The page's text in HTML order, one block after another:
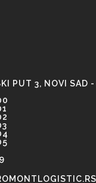
PUT 3, NOVI SAD